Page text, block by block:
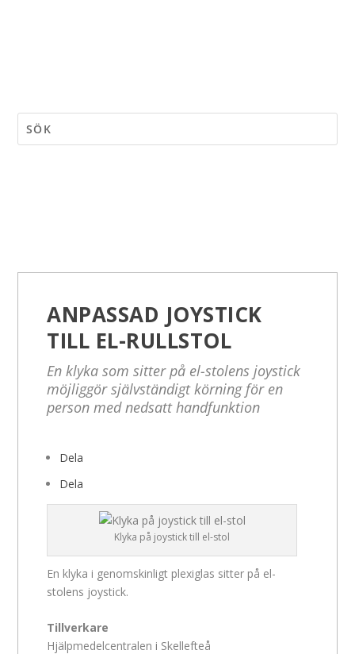
ANPASSAD JOYSTICK
TILL EL-RULLSTOL
En klyka som sitter på el-stolens joystick
möjliggör självständigt körning för en
person med nedsatt handfunktion
Dela
Dela
Klyka på joystick till el-stol
En klyka i genomskinligt plexiglas sitter på el-
stolens joystick.
Tillverkare
Hjälpmedelcentralen i Skellefteå